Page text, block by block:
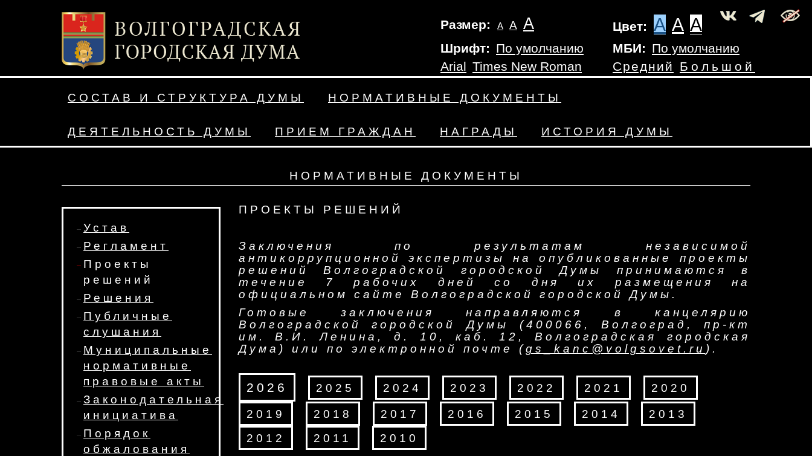
Размер: А А А Цвет: A A A
Шрифт: По умолчанию
Arial Times New Roman
МБИ: По умолчанию
Средний Большой
СОСТАВ И СТРУКТУРА ДУМЫ НОРМАТИВНЫЕ ДОКУМЕНТЫ
ДЕЯТЕЛЬНОСТЬ ДУМЫ ПРИЕМ ГРАЖДАН НАГРАДЫ ИСТОРИЯ ДУМЫ
НОРМАТИВНЫЕ ДОКУМЕНТЫ
Устав
Регламент
Проекты
решений
Решения
Публичные
слушания
Муниципальные
нормативные
правовые акты
Законодательная
инициатива
Порядок
обжалования
ПРОЕКТЫ РЕШЕНИЙ
Заключения по результатам независимой
антикоррупционной экспертизы на опубликованные проекты
решений Волгоградской городской Думы принимаются в
течение 7 рабочих дней со дня их размещения на
официальном сайте Волгоградской городской Думы.
Готовые заключения направляются в канцелярию
Волгоградской городской Думы (400066, Волгоград, пр-кт
им. В.И. Ленина, д. 10, каб. 12, Волгоградская городская
Дума) или по электронной почте (gs_kanc@volgsovet.ru ).
2026 2025 2024 2023 2022 2021 2020
2019 2018 2017 2016 2015 2014
2013
2012
2011 2010